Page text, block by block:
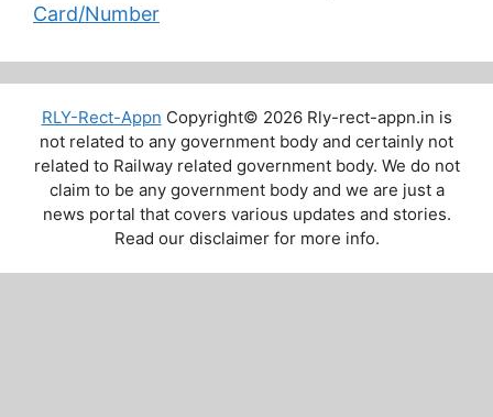
Card/Number
RLY-Rect-Appn Copyright© 2026 Rly-rect-appn.in is
not related to any government body and certainly not
related to Railway related government body. We do not
claim to be any government body and we are just a
news portal that covers various updates and stories.
Read our disclaimer for more info.